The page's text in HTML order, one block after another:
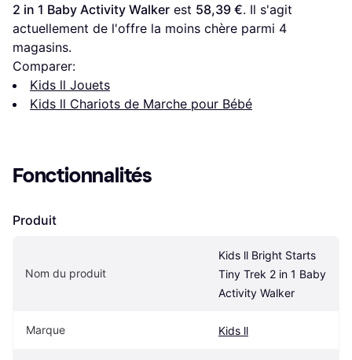
2 in 1 Baby Activity Walker est 58,39 €. Il s'agit
actuellement de l'offre la moins chère parmi 4
magasins.
Comparer:
Kids ll Jouets
Kids ll Chariots de Marche pour Bébé
Fonctionnalités
Produit
Nom du produit
Kids ll Bright Starts
Tiny Trek 2 in 1 Baby
Activity Walker
Marque Kids ll